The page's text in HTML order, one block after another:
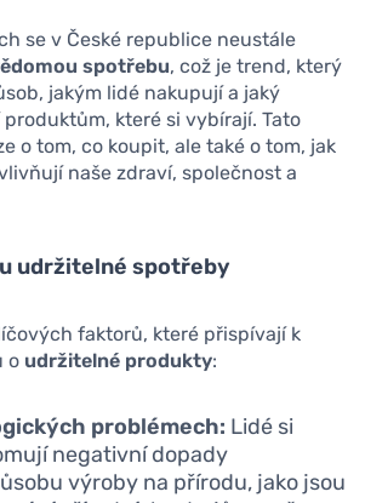
se v České republice neustále
spotřebu, což je trend, který
jakým lidé nakupují a jaký
které si vybírají. Tato
o tom, co koupit, ale také o tom, jak
naše zdraví, společnost a
udržitelné spotřeby
faktorů, které přispívají k
o udržitelné produkty:
problémech: Lidé si
negativní dopady
výroby na přírodu, jako jsou